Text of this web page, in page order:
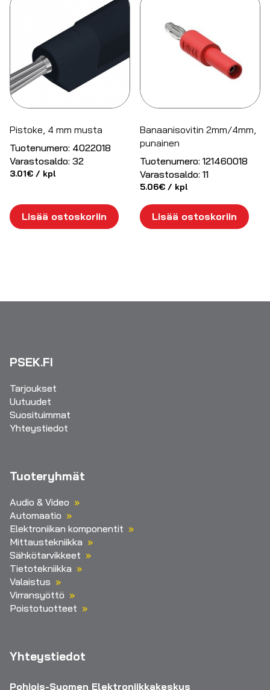
Pistoke, 4 mm musta
Tuotenumero: 4022018
Varastosaldo: 32
3.01€ / kpl
Lisää ostoskoriin
Banaanisovitin 2mm/4mm,
punainen
Tuotenumero: 121460018
Varastosaldo: 11
5.06€ / kpl
Lisää ostoskoriin
PSEK.FI
Tarjoukset
Uutuudet
Suosituimmat
Yhteystiedot
Tuoteryhmät
Audio & Video
Automaatio
Elektroniikan komponentit
Mittaustekniikka
Sähkötarvikkeet
Tietotekniikka
Valaistus
Virransyöttö
Poistotuotteet
Yhteystiedot
Pohjois-Suomen Elektroniikkakeskus